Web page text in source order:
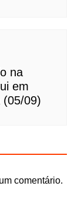
na
em
(05/09)
comentário.